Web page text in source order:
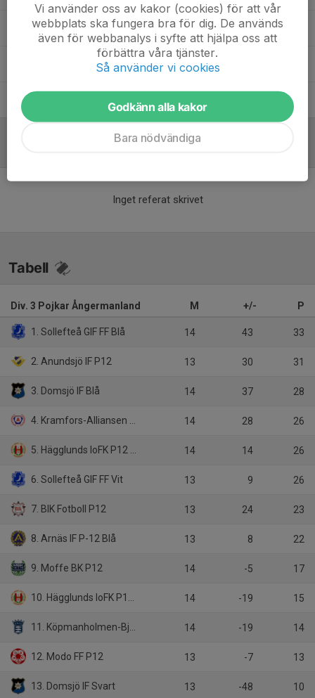
Annelie MårtenssonLagledare
Mats NorbergTränare
Tränare
Inget referat skrivet
Tabell
Div. 3 Pojkar Ångermanland M +/- P
1. Sollefteå GIF FF Blå 14 43 33
2. Anundsjö IF P12 13 30 31
3. Domsjö IF Blå 14 37 28
4. Kramfors-Alliansen P12 14 28 26
5. Hägglunds IoFK P12 Röd 14 14 26
6. Sollefteå GIF FF Vit 13 9 26
7. BIK Fotboll P12 13 24 23
8. Arnäs IF P-12 Blå 13 8 22
9. Moffe BK P12 14 -5 17
10. Hägglunds IoFK P12 Vit 14 -19 15
11. Köpmanholmen-Bjästa FF P11-12 14 -19 14
12. Modo FF P12 13 -7 13
13. Domsjö IF Svart 13 -48 10
Vi använder oss av kakor (cookies) för att vår
webbplats ska fungera bra för dig. De används
även för webbanalys i syfte att hjälpa oss att
förbättra våra tjänster.
Så använder vi cookies
Godkänn alla kakor
Bara nödvändiga